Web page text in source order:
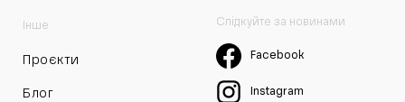
Інше
Проєкти
Блог
Слідкуйте за новинами
Facebook
Instagram